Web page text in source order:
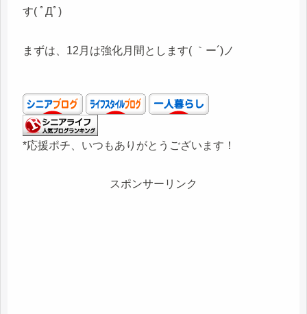
す( ﾟДﾟ)
まずは、12月は強化月間とします( ｀ー´)ノ
*応援ポチ、いつもありがとうございます！
スポンサーリンク